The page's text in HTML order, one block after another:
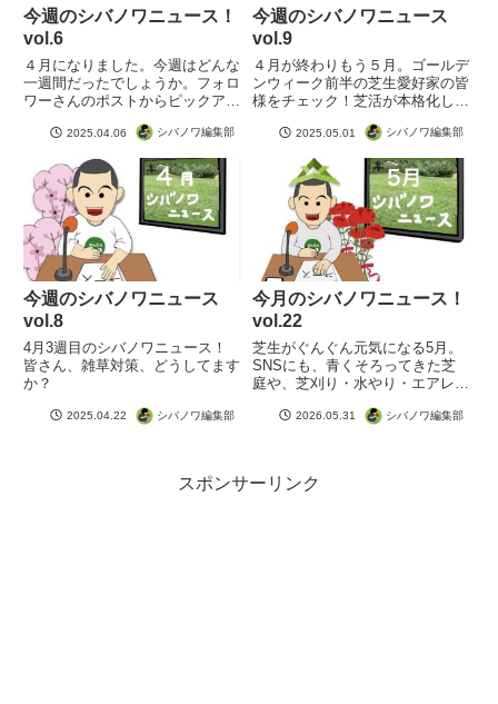
今週のシバノワニュース！
vol.6
４月になりました。今週はどんな
一週間だったでしょうか。フォロ
ワーさんのポストからピックアッ
2025.04.06 シバノワ編集部
今週のシバノワニュース
vol.9
４月が終わりもう５月。ゴールデ
ンウィーク前半の芝生愛好家の皆
様をチェック！芝活が本格化して
2025.05.01 シバノワ編集部
今週のシバノワニュース
vol.8
4月3週目のシバノワニュース！
皆さん、雑草対策、どうしてます
か？
2025.04.22 シバノワ編集部
今月のシバノワニュース！
vol.22
芝生がぐんぐん元気になる5月。
SNSにも、青くそろってきた芝
庭や、芝刈り・水やり・エアレー
いています。バラや宿根草、家庭
した。今月も、みなさんの投稿と
続きを読む
2026.05.31 シバノワ編集部
スポンサーリンク